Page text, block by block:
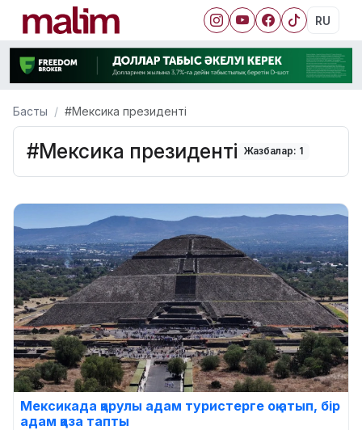
RU
Басты #Мексика президенті
#Мексика президенті Жазбалар: 1
Мексикада қарулы адам туристерге оқ атып, бір
адам қаза тапты